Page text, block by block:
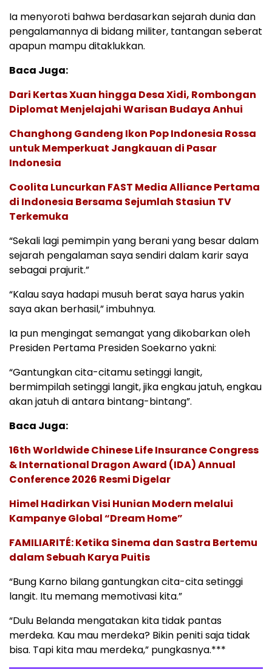
Ia menyoroti bahwa berdasarkan sejarah dunia dan
pengalamannya di bidang militer, tantangan seberat
apapun mampu ditaklukkan.
Baca Juga:
Dari Kertas Xuan hingga Desa Xidi, Rombongan
Diplomat Menjelajahi Warisan Budaya Anhui
Changhong Gandeng Ikon Pop Indonesia Rossa
untuk Memperkuat Jangkauan di Pasar
Indonesia
Coolita Luncurkan FAST Media Alliance Pertama
di Indonesia Bersama Sejumlah Stasiun TV
Terkemuka
“Sekali lagi pemimpin yang berani yang besar dalam
sejarah pengalaman saya sendiri dalam karir saya
sebagai prajurit.”
“Kalau saya hadapi musuh berat saya harus yakin
saya akan berhasil,” imbuhnya.
Ia pun mengingat semangat yang dikobarkan oleh
Presiden Pertama Presiden Soekarno yakni:
“Gantungkan cita-citamu setinggi langit,
bermimpilah setinggi langit, jika engkau jatuh, engkau
akan jatuh di antara bintang-bintang”.
Baca Juga:
16th Worldwide Chinese Life Insurance Congress
& International Dragon Award (IDA) Annual
Conference 2026 Resmi Digelar
Himel Hadirkan Visi Hunian Modern melalui
Kampanye Global “Dream Home”
FAMILIARITÉ: Ketika Sinema dan Sastra Bertemu
dalam Sebuah Karya Puitis
“Bung Karno bilang gantungkan cita-cita setinggi
langit. Itu memang memotivasi kita.”
“Dulu Belanda mengatakan kita tidak pantas
merdeka. Kau mau merdeka? Bikin peniti saja tidak
bisa. Tapi kita mau merdeka,” pungkasnya.***